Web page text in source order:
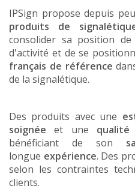
IPSign propose depuis
produits de
consolider sa position
d'activité et de se
français de référence
de la signalétique.
Des produits avec une
soignée et une
bénéficiant de son
longue expérience. Des
selon les contraintes
clients.